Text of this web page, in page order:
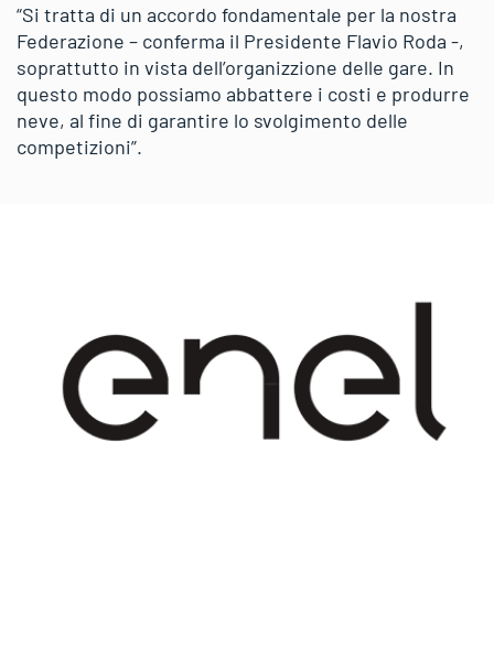
“Si tratta di un accordo fondamentale per la nostra
Federazione – conferma il Presidente Flavio Roda -,
soprattutto in vista dell’organizzione delle gare. In
questo modo possiamo abbattere i costi e produrre
neve, al fine di garantire lo svolgimento delle
competizioni”.